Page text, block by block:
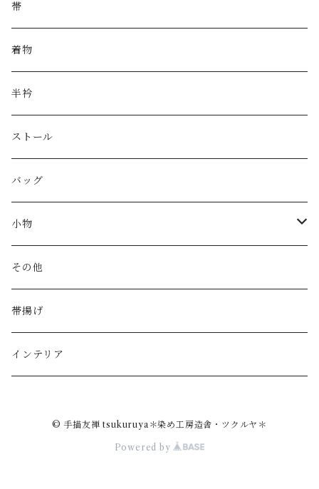
帯
着物
半衿
ストール
バッグ
小物
財布
カードケース
印鑑ケース
その他
帯揚げ
インテリア
© 手描友禅 tsukuruya＊染め工房造舎・ツクルヤ＊
Powered by